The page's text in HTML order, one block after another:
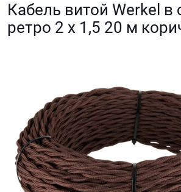
Кабель витой Werkel в
ретро 2 х 1,5 20 м